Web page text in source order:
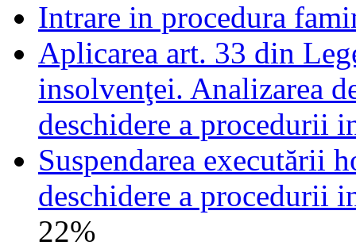
Intrare in procedura
Aplicarea art. 33 din
insolvenţei. Analizarea
deschidere a procedurii
Suspendarea executării
deschidere a procedurii
22%